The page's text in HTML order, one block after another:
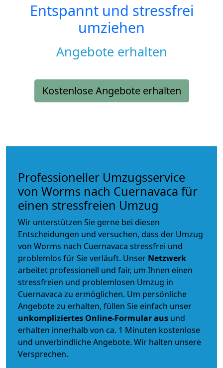
Entspannt und stressfrei
umziehen
Angebote erhalten
Kostenlose Angebote erhalten
Professioneller Umzugsservice
von Worms nach Cuernavaca für
einen stressfreien Umzug
Wir unterstützen Sie gerne bei diesen
Entscheidungen und versuchen, dass der Umzug
von Worms nach Cuernavaca stressfrei und
problemlos für Sie verläuft. Unser Netzwerk
arbeitet professionell und fair, um Ihnen einen
stressfreien und problemlosen Umzug in
Cuernavaca zu ermöglichen. Um persönliche
Angebote zu erhalten, füllen Sie einfach unser
unkompliziertes Online-Formular aus und
erhalten innerhalb von ca. 1 Minuten kostenlose
und unverbindliche Angebote. Wir halten unsere
Versprechen.